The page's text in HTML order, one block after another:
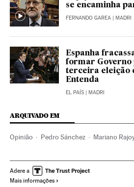
se encaminha
FERNANDO GAREA | MADRI
Espanha
formar Governo
terceira eleição
Entenda
EL PAÍS | MADRI
ARQUIVADO EM
Opinião Pedro Sánchez Mariano
Política
Adere a
Mais informações